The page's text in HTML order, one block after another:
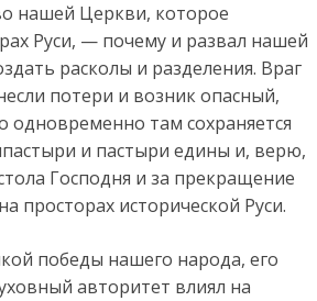
нашей Церкви, которое
Руси, — почему и развал нашей
расколы и разделения. Враг
потери и возник опасный,
одновременно там сохраняется
и пастыри едины и, верю,
Господня и за прекращение
просторах исторической Руси.
победы нашего народа, его
авторитет влиял на